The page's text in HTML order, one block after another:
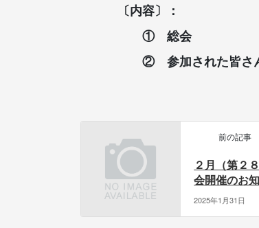
〔内容〕：
① 総会
② 参加された皆さん
前の記事
２月（第２
会開催のお
2025年1月31日